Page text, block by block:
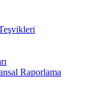
Raporlama